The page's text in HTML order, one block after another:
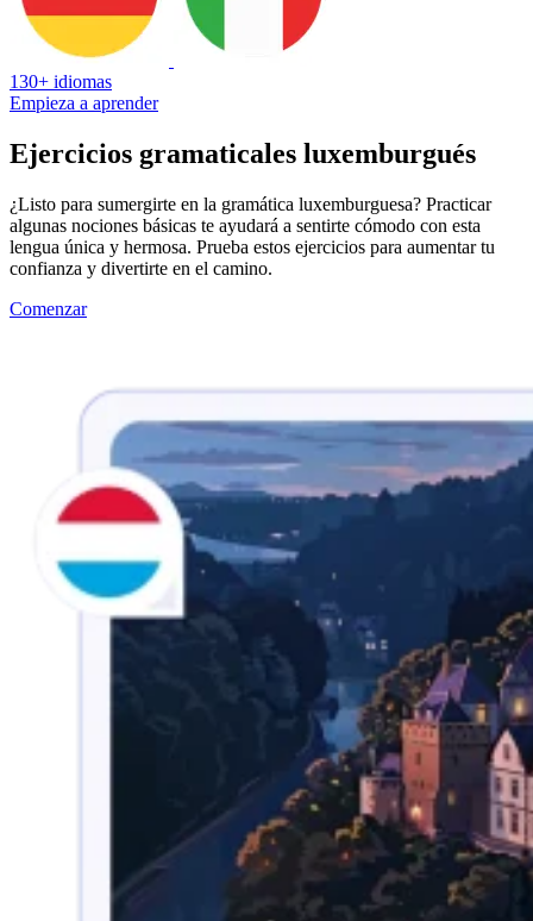
130+ idiomas
Empieza a aprender
Ejercicios gramaticales luxemburgués
¿Listo para sumergirte en la gramática luxemburguesa? Practicar
algunas nociones básicas te ayudará a sentirte cómodo con esta
lengua única y hermosa. Prueba estos ejercicios para aumentar tu
confianza y divertirte en el camino.
Comenzar